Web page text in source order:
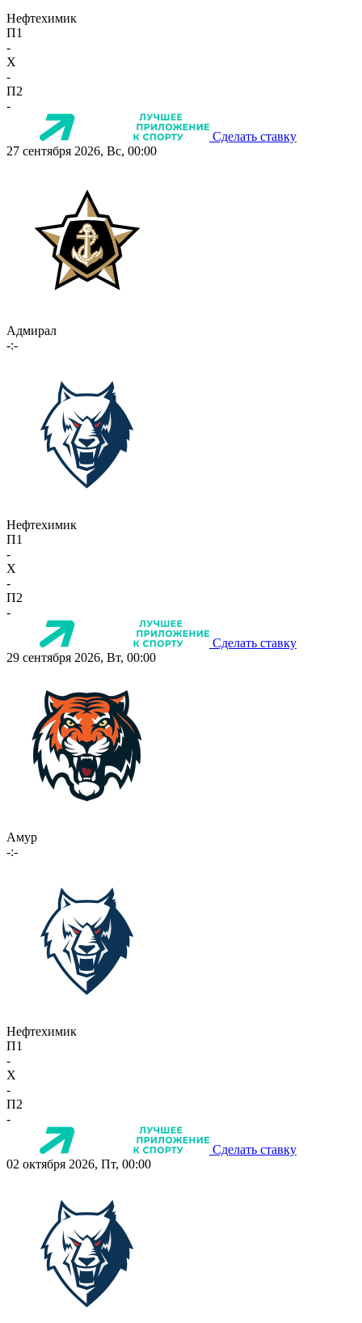
Нефтехимик
П1
-
X
-
П2
-
Сделать ставку
27 сентября 2026, Вс, 00:00
Адмирал
-:-
Нефтехимик
П1
-
X
-
П2
-
Сделать ставку
29 сентября 2026, Вт, 00:00
Амур
-:-
Нефтехимик
П1
-
X
-
П2
-
Сделать ставку
02 октября 2026, Пт, 00:00